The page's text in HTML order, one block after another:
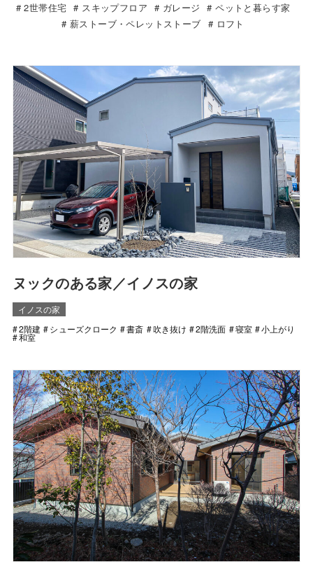
2世帯住宅
スキップフロア ガレージ
ペットと暮らす家
薪ストーブ・ペレットストーブ
ロフト
ヌックのある家／イノスの家
イノスの家
2階建
シューズクローク 書斎 吹き抜け 2階洗面 寝室 小上がり
和室